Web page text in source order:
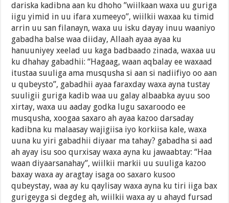
dariska kadibna aan ku dhoho ”wiilkaan waxa uu guriga
iigu yimid in uu ifara xumeeyo”, wiilkii waxaa ku timid
arrin uu san filanayn, waxa uu isku dayay inuu waaniyo
gabadha balse waa diiday, Allaah ayaa ayaa ku
hanuuniyey xeelad uu kaga badbaado zinada, waxaa uu
ku dhahay gabadhii: “Hagaag, waan aqbalay ee waxaad
itustaa suuliga ama musqusha si aan si nadiifiyo oo aan
u qubeysto”, gabadhii ayaa faraxday waxa ayna tustay
suuligii guriga kadib waa uu galay albaabka ayuu soo
xirtay, waxa uu aaday godka lugu saxaroodo ee
musqusha, xoogaa saxaro ah ayaa kazoo darsaday
kadibna ku malaasay wajigiisa iyo korkiisa kale, waxa
uuna ku yiri gabadhii diyaar ma tahay? gabadha si aad
ah ayay isu soo qurxisay waxa ayna ku jawaabtay: “Haa
waan diyaarsanahay”, wiilkii markii uu suuliga kazoo
baxay waxa ay aragtay isaga oo saxaro kusoo
qubeystay, waa ay ku qaylisay waxa ayna ku tiri iiga bax
gurigeyga si degdeg ah, wiilkii waxa ay u ahayd fursad